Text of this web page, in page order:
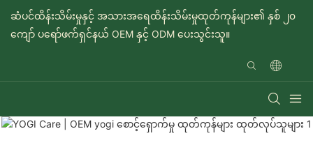
ဆံပင်ထိန်းသိမ်းမှုနှင့် အသားအရေထိန်းသိမ်းမှုထုတ်ကုန်များ၏ နှစ် ၂၀
ကျော် ပရော်ဖက်ရှင်နယ် OEM နှင့် ODM ပေးသွင်းသူ။